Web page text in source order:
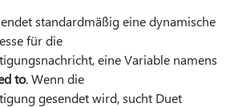
standardmäßig eine dynamische
für die
eine Variable namens
to. Wenn die
gesendet wird, sucht Duet